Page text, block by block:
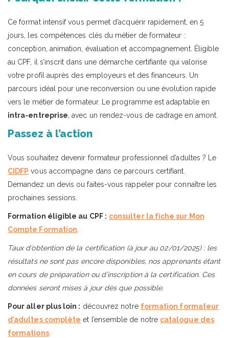
Ce format intensif vous permet d’acquérir rapidement, en 5
jours, les compétences clés du métier de formateur :
conception, animation, évaluation et accompagnement. Éligible
au CPF, il s’inscrit dans une démarche certifiante qui valorise
votre profil auprès des employeurs et des financeurs. Un
parcours idéal pour une reconversion ou une évolution rapide
vers le métier de formateur. Le programme est adaptable en
intra-entreprise, avec un rendez-vous de cadrage en amont.
Passez à l’action
Vous souhaitez devenir formateur professionnel d’adultes ? Le
CIDFP vous accompagne dans ce parcours certifiant.
Demandez un devis ou faites-vous rappeler pour connaître les
prochaines sessions.
Formation éligible au CPF : consulter la fiche sur Mon
Compte Formation.
Taux d’obtention de la certification (à jour au 02/01/2025) : les
résultats ne sont pas encore disponibles, nos apprenants étant
en cours de préparation ou d’inscription à la certification. Ces
données seront mises à jour dès que possible.
Pour aller plus loin : découvrez notre formation formateur
d’adultes complète et l’ensemble de notre catalogue des
formations.